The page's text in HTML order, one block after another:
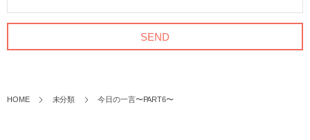
HOME 未分類 今日の一言〜PART6〜